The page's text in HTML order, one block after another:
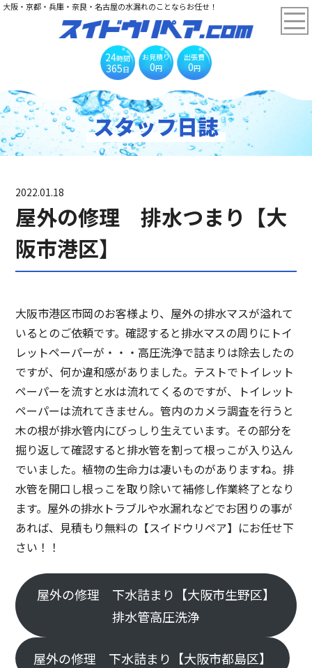
大阪・京都・兵庫・奈良・名古屋の水漏れのことならお任せ！
24時間
365日
お見積り
0円
出張費
0円
スタッフ日誌
2022.01.18
屋外の修理 排水つまり【大
阪市港区】
大阪市港区市岡のお客様より、屋外の排水マスが溢れて
いるとのご依頼です。確認すると排水マスの周りにトイ
レットペーパーが・・・高圧洗浄で詰まりは除去したの
ですが、何か違和感がありました。テストでトイレット
ペーパーを流すと水は流れてくるのですが、トイレット
ペーパーは流れてきません。管内のカメラ調査を行うと
木の根が排水管内にびっしり生えています。その部分を
掘り返して確認すると排水管を割って根っこが入り込ん
でいました。植物の生命力は凄いものがありますね。排
水管を開口し根っこを取り除いて補修し作業終了となり
ます。屋外の排水トラブルや水漏れなどでお困りの事が
あれば、見積もり無料の【スイドウリペア】にお任せ下
さい！！
屋外の修理 下水詰まり【大阪市生野区】
排水管高圧洗浄
屋外の修理 下水詰まり【大阪市都島区】